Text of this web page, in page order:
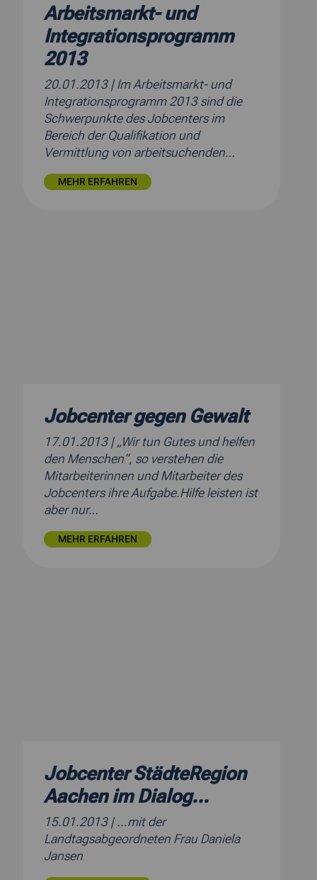
Arbeitsmarkt- und
Integrationsprogramm
2013
20.01.2013 | Im Arbeitsmarkt- und
Integrationsprogramm 2013 sind die
Schwerpunkte des Jobcenters im
Bereich der Qualifikation und
Vermittlung von arbeitsuchenden…
MEHR ERFAHREN
Jobcenter gegen Gewalt
17.01.2013 | „Wir tun Gutes und helfen
den Menschen“, so verstehen die
Mitarbeiterinnen und Mitarbeiter des
Jobcenters ihre Aufgabe.Hilfe leisten ist
aber nur…
MEHR ERFAHREN
Jobcenter StädteRegion
Aachen im Dialog...
15.01.2013 | ...mit der
Landtagsabgeordneten Frau Daniela
Jansen